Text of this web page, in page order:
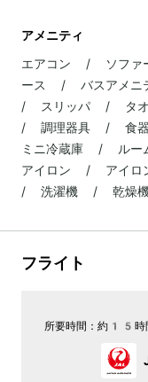
アメニティ
エアコン / ソフ
ース / バスアメ
/ スリッパ / タ
/ 調理器具 / 食
ミニ冷蔵庫 / ル
アイロン / アイ
/ 洗濯機 / 乾燥
フライト
所要時間： 約15